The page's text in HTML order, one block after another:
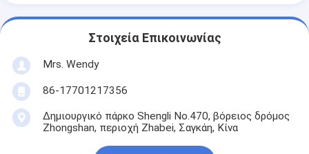
Στοιχεία Επικοινωνίας
Mrs. Wendy
86-17701217356
Δημιουργικό πάρκο Shengli No.470, βόρειος δρόμος
Zhongshan, περιοχή Zhabei, Σαγκάη, Κίνα